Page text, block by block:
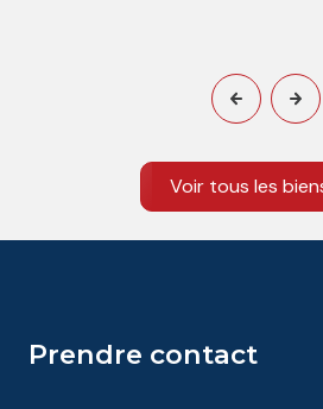
Voir tous les
prendre contact